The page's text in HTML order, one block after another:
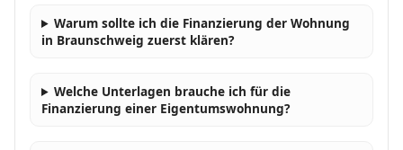
Warum sollte ich die Finanzierung der Wohnung
in Braunschweig zuerst klären?
Welche Unterlagen brauche ich für die
Finanzierung einer Eigentumswohnung?